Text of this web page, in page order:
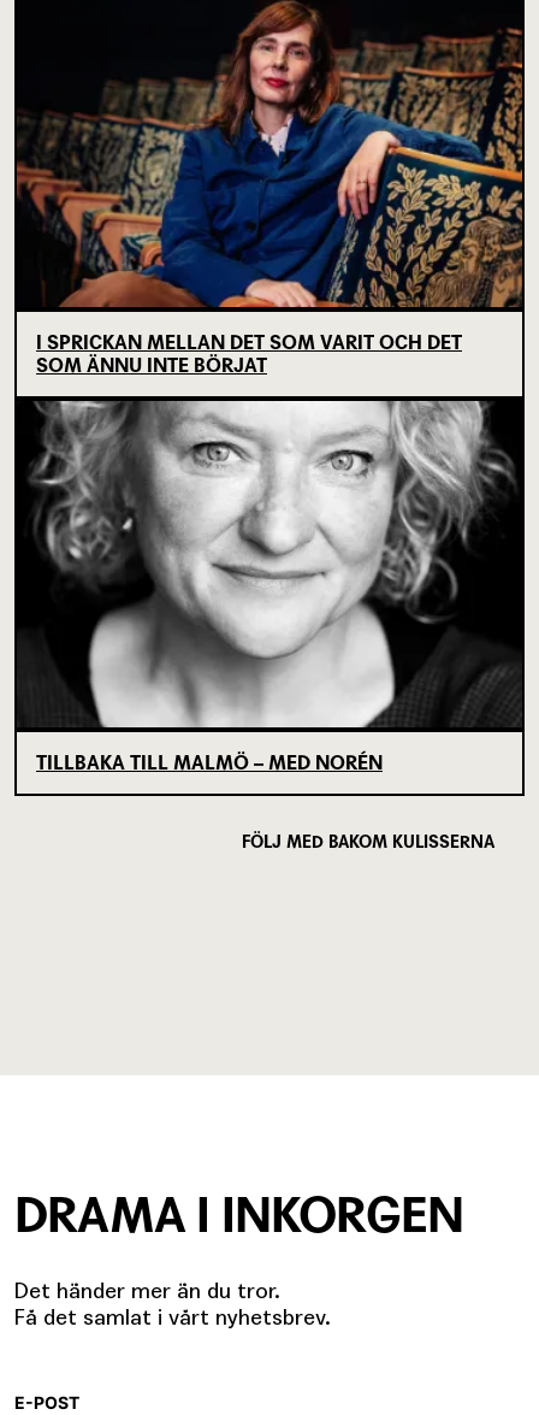
I SPRICKAN MELLAN DET SOM VARIT OCH DET
SOM ÄNNU INTE BÖRJAT
TILLBAKA TILL MALMÖ – MED NORÉN
FÖLJ MED BAKOM KULISSERNA
DRAMA I INKORGEN
Det händer mer än du tror.
Få det samlat i vårt nyhetsbrev.
E-POST